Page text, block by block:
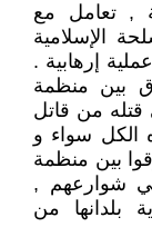
, تعامل مع
الإسلامية
إرهابية .
بين منظمة
قتله من قاتل
الكل سواء و
بين منظمة
شوارعهم ,
بلدانها من